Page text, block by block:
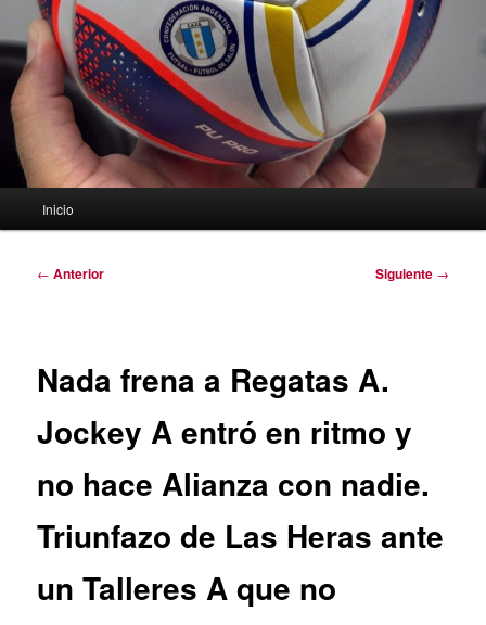
Inicio
Navegación
← Anterior Siguiente →
Nada frena a Regatas A.
Jockey A entró en ritmo y
no hace Alianza con nadie.
Triunfazo de Las Heras ante
un Talleres A que no